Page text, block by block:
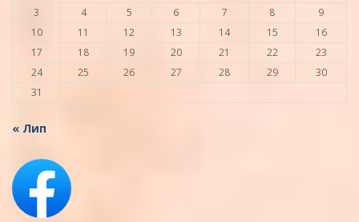
3
4 5 6 7 8
9
10
11 12 13 14 15
16
17
18 19 20 21 22
23
24
25 26 27 28 29
30
31
« Лип